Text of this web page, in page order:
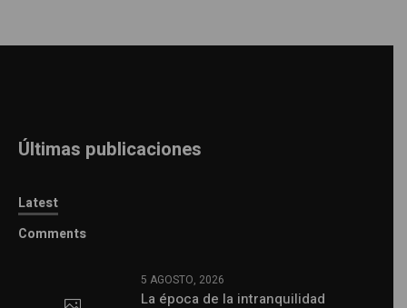
Últimas publicaciones
Latest
Comments
5 AGOSTO, 2026
La época de la intranquilidad